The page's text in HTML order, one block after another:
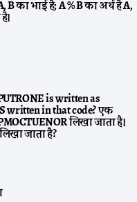
B का भाई है; A % B का अर्थ है A,
is written as
written in that code? एक
लिखा जाता है।
जाता है?